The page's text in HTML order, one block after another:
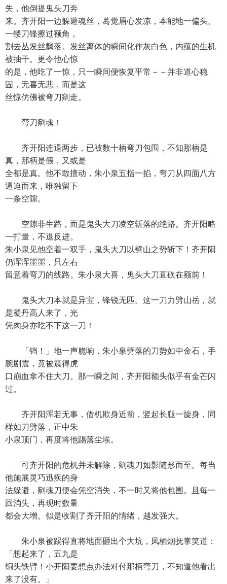
失，他倒提鬼头刀奔
来。齐开阳一边躲避魂丝，蓦觉眉心发凉，本能地一偏头。
一缕刀锋擦过额角，
割去丛发丝飘落。发丝离体的瞬间化作灰白色，内蕴的生机
被抽干。更令他心惊
的是，他吃了一惊，只一瞬间便恢复平常－－并非道心稳
固，无喜无悲，而是这
丝惊仿佛被弯刀剜走。
弯刀剜魂！
齐开阳连退两步，已被数十柄弯刀包围，不知那柄是
真，那柄是假，又或是
全都是真。他不敢擅动，朱小泉五指一掐，弯刀从四面八方
逼迫而来，唯独留下
一条空隙。
空隙非生路，而是鬼头大刀凌空斩落的绝路。齐开阳略
一打量，不退反进。
朱小泉见他空着一双手，鬼头大刀以劈山之势斩下！齐开阳
仍浑浑噩噩，只左右
留意着弯刀的线路。朱小泉大喜，鬼头大刀直砍在额前！
鬼头大刀本就是异宝，锋锐无匹。这一刀力劈山岳，就
是凝丹高人来了，光
凭肉身亦吃不下这一刀！
「铛！」地一声脆响，朱小泉劈落的刀势如中金石，手
腕剧震，竟被震得虎
口崩血拿不住大刀。那一瞬之间，齐开阳额头似乎有金芒闪
过。
齐开阳浑若无事，借机欺身近前，竖起长腿一旋身，同
样如刀劈落，正中朱
小泉顶门，再度将他踢落尘埃。
可齐开阳的危机并未解除，剜魂刀如影随形而至。每当
他施展灵巧迅疾的身
法躲避，剜魂刀便会凭空消失，不一时又将他包围。且每一
回消失，再现时数量
都会大增。似是收割了齐开阳的情绪，越发强大。
朱小泉被踢得直将地面砸出个大坑，凤栖烟抚掌笑道：
「想起来了，五九是
铜头铁臂！小开阳要想点办法对付那柄弯刀，不知道他看出
来了没有。」